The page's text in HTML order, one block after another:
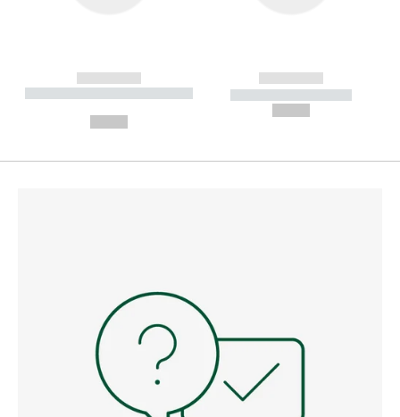
------------
----------- ----------- --------
------------
----------- -----------